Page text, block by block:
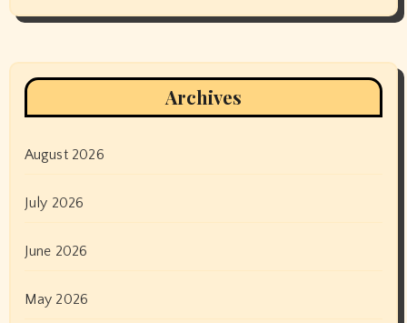
Archives
August 2026
July 2026
June 2026
May 2026